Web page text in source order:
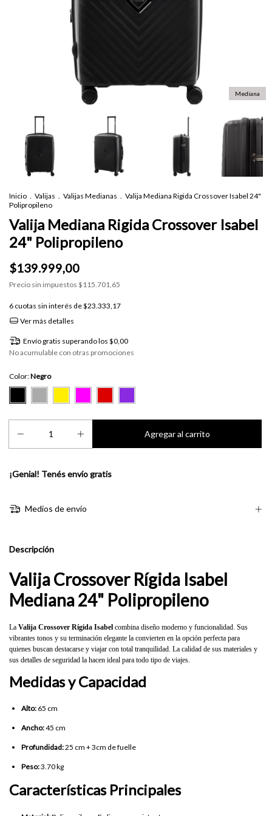
Mediana
Inicio Valijas Valijas Medianas
Valija Mediana Rigida Crossover Isabel 24"
Polipropileno
Valija Mediana Rigida Crossover Isabel
24" Polipropileno
$139.999,00
Precio sin impuestos $115.701,65
6 cuotas sin interés de$23.333,17
Ver más detalles
Envío gratis superando los $0,00
No acumulable con otras promociones
Color:Negro
¡Genial! Tenés envío gratis
Medios de envío
Descripción
Valija Crossover Rígida Isabel
Mediana 24" Polipropileno
La Valija Crossover Rígida Isabel combina diseño moderno y funcionalidad. Sus
vibrantes tonos y su terminación elegante la convierten en la opción perfecta para
quienes buscan destacarse y viajar con total tranquilidad. La calidad de sus materiales y
sus detalles de seguridad la hacen ideal para todo tipo de viajes.
Medidas y Capacidad
Alto: 65 cm
Ancho:45 cm
Profundidad:25 cm + 3cm de fuelle
Peso:3.70 kg
Características Principales